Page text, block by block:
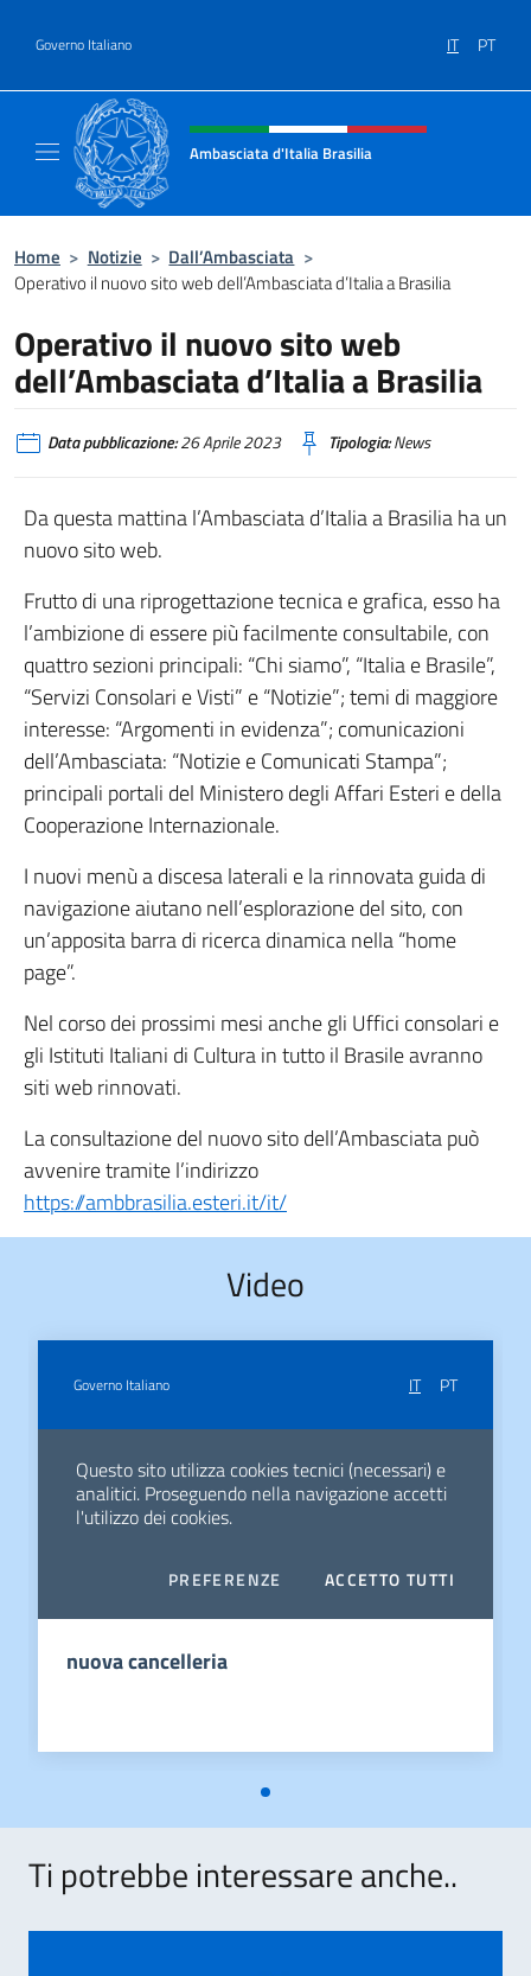
Governo Italiano IT PT
Intestazione sito, social e menù
Ambasciata d'Italia Brasilia
Home > Notizie > Dall’Ambasciata >
Operativo il nuovo sito web dell’Ambasciata d’Italia a Brasilia
Operativo il nuovo sito web
dell’Ambasciata d’Italia a Brasilia
Data pubblicazione:26 Aprile 2023 Tipologia:News
Da questa mattina l’Ambasciata d’Italia a Brasilia ha un
nuovo sito web.
Frutto di una riprogettazione tecnica e grafica, esso ha
l’ambizione di essere più facilmente consultabile, con
quattro sezioni principali: “Chi siamo”, “Italia e Brasile”,
“Servizi Consolari e Visti” e “Notizie”; temi di maggiore
interesse: “Argomenti in evidenza”; comunicazioni
dell’Ambasciata: “Notizie e Comunicati Stampa”;
principali portali del Ministero degli Affari Esteri e della
Cooperazione Internazionale.
I nuovi menù a discesa laterali e la rinnovata guida di
navigazione aiutano nell’esplorazione del sito, con
un’apposita barra di ricerca dinamica nella “home
page”.
Nel corso dei prossimi mesi anche gli Uffici consolari e
gli Istituti Italiani di Cultura in tutto il Brasile avranno
siti web rinnovati.
La consultazione del nuovo sito dell’Ambasciata può
avvenire tramite l’indirizzo
https://ambbrasilia.esteri.it/it/
Video
nuova cancelleria
Ti potrebbe interessare anche..